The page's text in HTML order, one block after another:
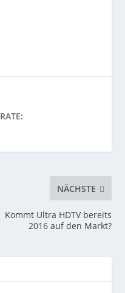
RATE:
NÄCHSTE
Kommt Ultra HDTV bereits
2016 auf den Markt?